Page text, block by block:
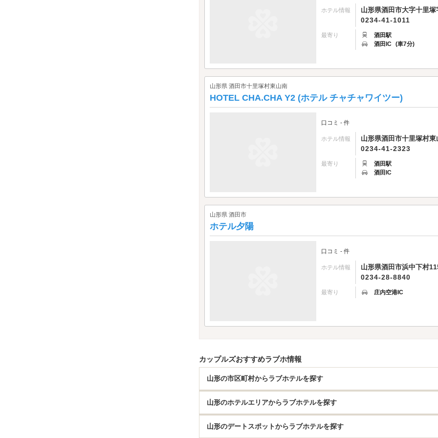
ホテル情報
山形県酒田市大字十里
0234-41-1011
最寄り
酒田駅
酒田IC (車7分)
山形県 酒田市十里塚村東山南
HOTEL CHA.CHA Y2 (ホテル チャチャワイツー)
口コミ - 件
ホテル情報
山形県酒田市十里塚村
0234-41-2323
最寄り
酒田駅
酒田IC
山形県 酒田市
ホテル夕陽
口コミ - 件
ホテル情報
山形県酒田市浜中下村
0234-28-8840
最寄り 庄内空港IC
カップルズおすすめラブホ情報
山形の市区町村からラブホテルを探す
山形のホテルエリアからラブホテルを探す
山形のデートスポットからラブホテルを探す